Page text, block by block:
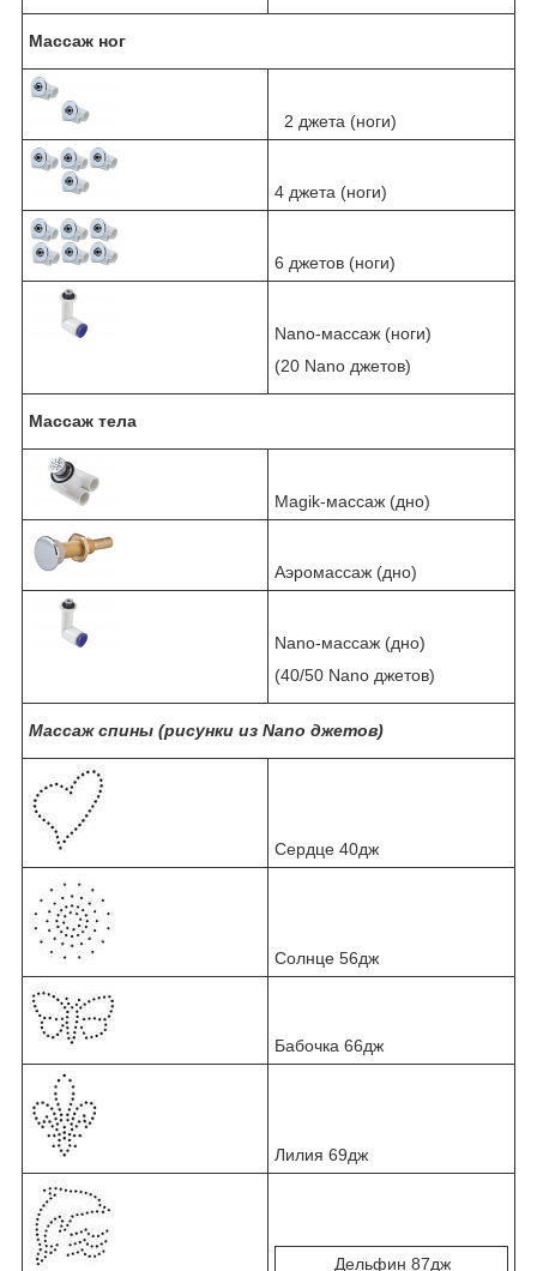
Массаж ног
2 джета (ноги)
4 джета (ноги)
6 джетов (ноги)
Nano-массаж (ноги)
(20 Nano джетов)
Массаж тела
Magik-массаж (дно)
Аэромассаж (дно)
Nano-массаж (дно)
(40/50 Nano джетов)
Массаж спины (рисунки из Nano джетов)
Сердце 40дж
Солнце 56дж
Бабочка 66дж
Лилия 69дж
Дельфин 87дж